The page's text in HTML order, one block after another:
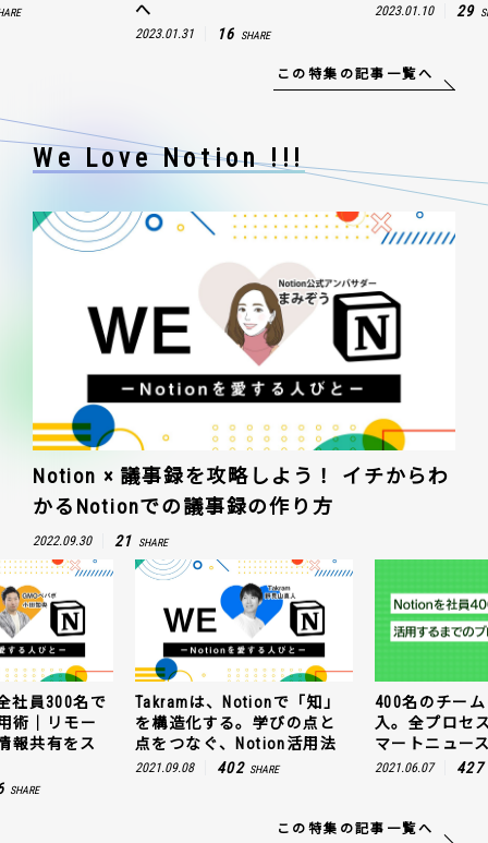
へ
2023.01.31 16 SHARE
2023.01.10 29
この特集の記事一覧へ
We Love Notion !!!
Notion × 議事録を攻略しよう！ イチからわ
かるNotionでの議事録の作り方
2022.09.30 21 SHARE
社員300名で
術｜リモー
報共有をス
SHARE
Takramは、Notionで「知」
を構造化する。学びの点と
点をつなぐ、Notion活用法
2021.09.08 402 SHARE
400名のチー
入。全プロセ
マートニュー
2021.06.07 427
この特集の記事一覧へ